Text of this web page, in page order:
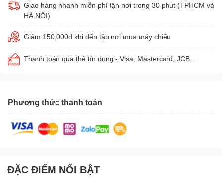
Giao hàng nhanh miễn phí tận nơi trong 30 phút (TPHCM và
HÀ NỘI)
Giảm 150,000đ khi đến tận nơi mua máy chiếu
Thanh toán qua thẻ tín dụng - Visa, Mastercard, JCB...
Phương thức thanh toán
ĐẶC ĐIỂM NỔI BẬT